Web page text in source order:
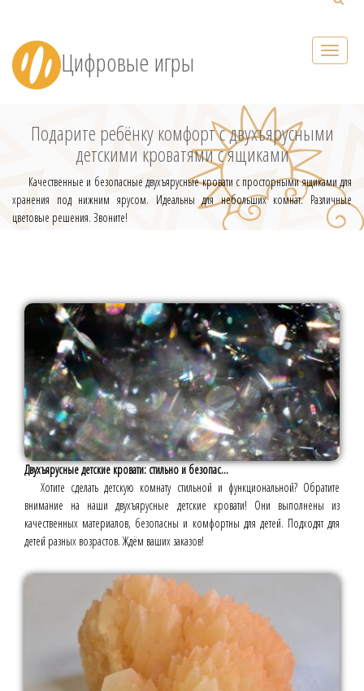
Цифровые игры
Подарите ребёнку комфорт с двухъярусными
детскими кроватями с ящиками
Качественные и безопасные двухъярусные кровати с просторными ящиками для
хранения под нижним ярусом. Идеальны для небольших комнат. Различные
цветовые решения. Звоните!
Двухъярусные детские кровати: стильно и безопас...
Хотите сделать детскую комнату стильной и функциональной? Обратите
внимание на наши двухъярусные детские кровати! Они выполнены из
качественных материалов, безопасны и комфортны для детей. Подходят для
детей разных возрастов. Ждём ваших заказов!